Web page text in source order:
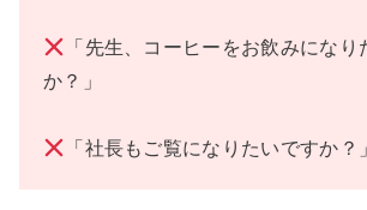
「先生、コーヒーをお飲みになり
か？」
「社長もご覧になりたいですか？」